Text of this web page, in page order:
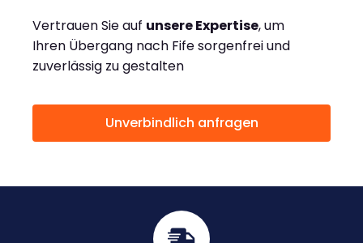
Vertrauen Sie auf unsere Expertise, um
Ihren Übergang nach Fife sorgenfrei und
zuverlässig zu gestalten
Unverbindlich anfragen